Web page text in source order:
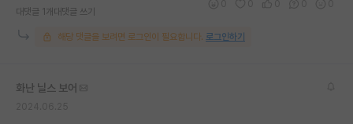
유학교육
이벤트
대댓글 1개 대댓글 쓰기
해당 댓글을 보려면 로그인이 필요합니다. 로그인하기
화난 닐스 보어